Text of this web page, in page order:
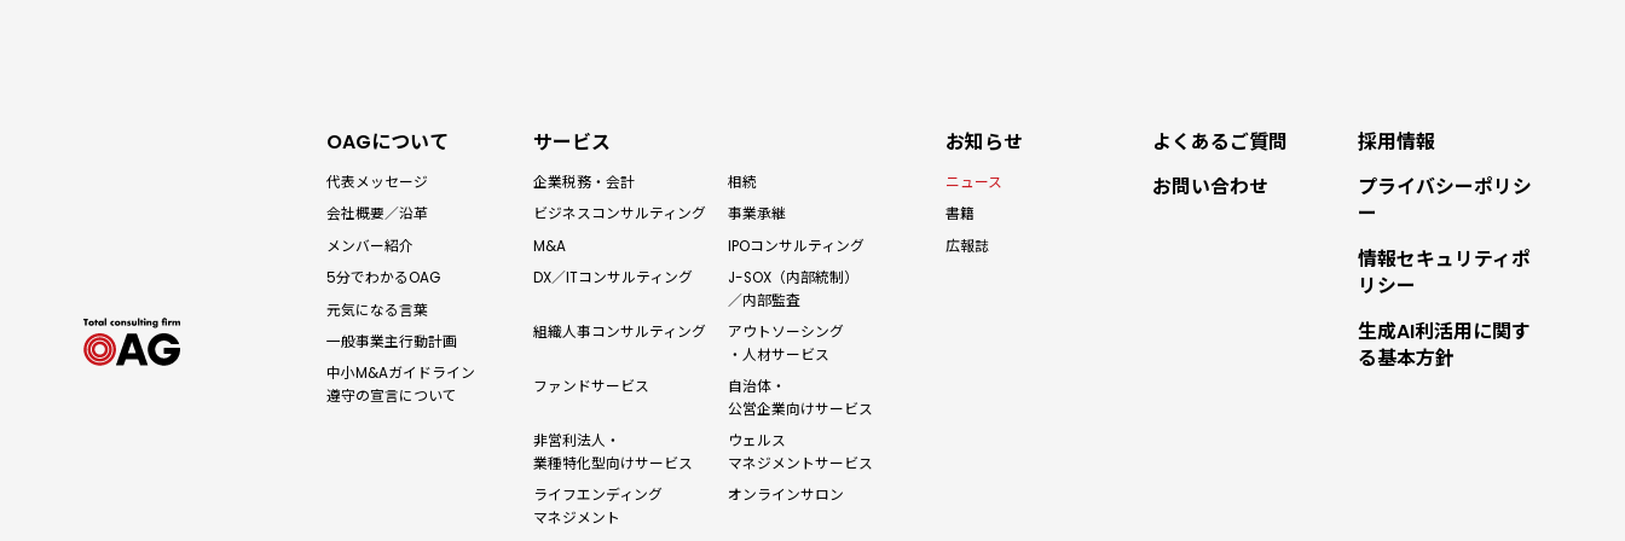
OAGについて
代表メッセージ
会社概要／沿革
メンバー紹介
5分でわかるOAG
元気になる言葉
一般事業主行動計画
中小M&Aガイドライン
遵守の宣言について
サービス
企業税務・会計
相続
ビジネスコンサルティング
事業承継
M&A
IPOコンサルティング
DX／ITコンサルティング
J-SOX（内部統制）
／内部監査
組織人事コンサルティング
アウトソーシング
・人材サービス
ファンドサービス
自治体・
公営企業向けサービス
非営利法人・
業種特化型向けサービス
ウェルス
マネジメントサービス
ライフエンディング
マネジメント
オンラインサロン
お知らせ
ニュース
書籍
広報誌
よくあるご質問
お問い合わせ
採用情報
プライバシーポリシ
ー
情報セキュリティポ
リシー
生成AI利活用に関す
る基本方針